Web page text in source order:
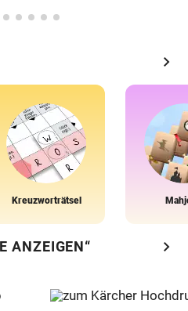
chevron_right
Kreuzworträtsel
ANZEIGEN“ chevron_right